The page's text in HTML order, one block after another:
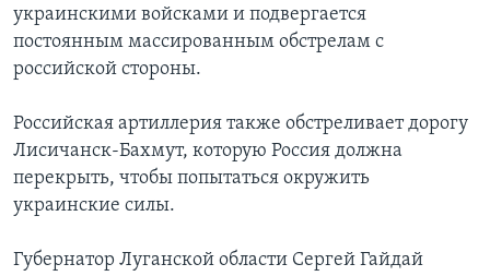
украинскими войсками и подвергается
постоянным массированным обстрелам с
российской стороны.
Российская артиллерия также обстреливает дорогу
Лисичанск-Бахмут, которую Россия должна
перекрыть, чтобы попытаться окружить
украинские силы.
Губернатор Луганской области Сергей Гайдай